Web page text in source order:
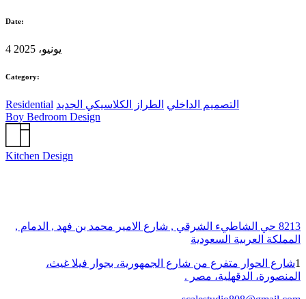
Date:
4 يونيو، 2025
Category:
Residential التصميم الداخلي الطراز الكلاسيكي الجديد
Boy Bedroom Design
Kitchen Design
8213 حي الشاطيء الشرقي , شارع الامير محمد بن فهد , الدمام ,
المملكة العربية السعودية
1شارع الحوار متفرع من شارع الجمهورية، بجوار فيلا غيث،
المنصورة، الدقهلية، مصر .